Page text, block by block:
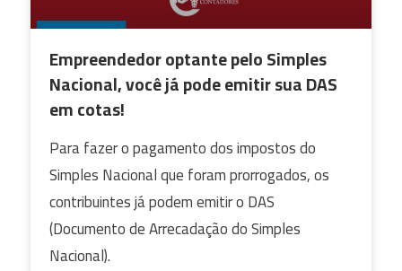
Empreendedor optante pelo Simples
Nacional, você já pode emitir sua DAS
em cotas!
Para fazer o pagamento dos impostos do
Simples Nacional que foram prorrogados, os
contribuintes já podem emitir o DAS
(Documento de Arrecadação do Simples
Nacional).